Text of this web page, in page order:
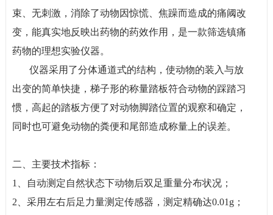
束、无刺激，消除了动物因惊慌、焦躁而造成的痛阈改
变，能真实地反映出药物的药效作用，是一款筛选镇痛
药物的理想实验仪器。
仪器采用了分体通道式的结构，使动物的装入与放
出变的简单快捷，梯子形的称量踏板符合动物的踩踏习
惯，高起的踏板方便了对动物脚踏位置的观察和确定，
同时也可避免动物的粪便和尾部造成称量上的误差。
二、主要技术指标：
1、自动测定自然状态下动物后双足重量分布状况；
2、采用左右后足力量测定传感器，测定精确达0.01g；